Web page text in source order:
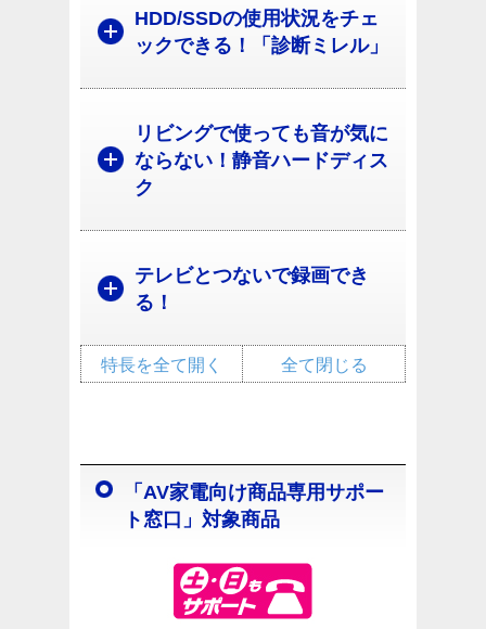
HDD/SSDの使用状況をチェ
ックできる！「診断ミレル」
リビングで使っても音が気に
ならない！静音ハードディス
ク
テレビとつないで録画でき
る！
全て閉じる
特長を全て開く
「AV家電向け商品専用サポー
ト窓口」対象商品